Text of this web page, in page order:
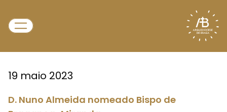
19 maio 2023
D. Nuno Almeida nomeado Bispo de